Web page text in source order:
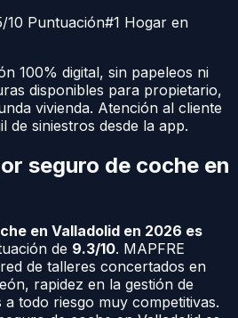
10 Puntuación#1 Hogar en
100% digital, sin papeleos ni
disponibles para propietario,
vivienda. Atención al cliente
de siniestros desde la app.
seguro de coche en
en Valladolid en 2026 es
de 9.3/10. MAPFRE
de talleres concertados en
, rapidez en la gestión de
todo riesgo muy competitivas.